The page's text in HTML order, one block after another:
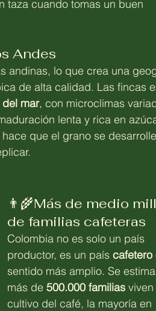
taza cuando tomas un buen
Andes
andinas, lo que crea una
de alta calidad. Las fincas
mar, con microclimas
lenta y rica en
que el grano se
👨‍🌾Más de medio
de familias cafeteras
Colombia no es solo un país
productor, es un país cafetero
sentido más amplio. Se
más de 500.000 familias
cultivo del café, la mayoría en